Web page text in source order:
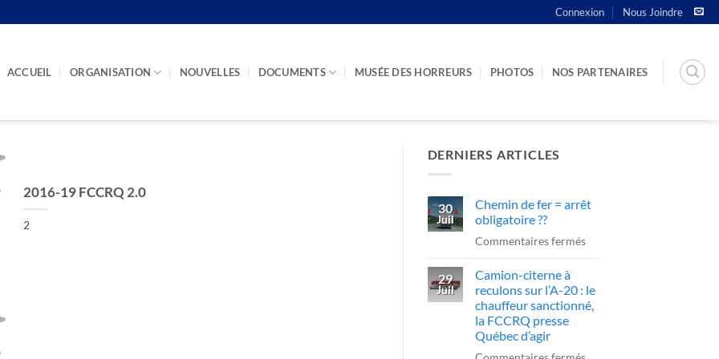
Connexion Nous Joindre
ACCUEIL ORGANISATION NOUVELLES DOCUMENTS MUSÉE DES HORREURS PHOTOS NOS PARTENAIRES
2016-19 FCCRQ 2.0
2
DERNIERS ARTICLES
30
Juil
Chemin de fer = arrêt
obligatoire ??
Commentaires ferméssur
fer
=
29
Juil
Camion-citerne à
reculons sur l’A-20 : le
chauffeur sanctionné,
la FCCRQ presse
Québec d’agir
sur